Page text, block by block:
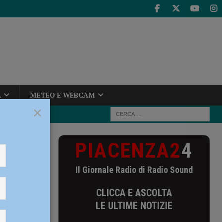
METEO E WEBCAM
servizi per il
i
PIACENZA24
Il Giornale Radio di Radio Sound
CLICCA E ASCOLTA
LE ULTIME NOTIZIE
×